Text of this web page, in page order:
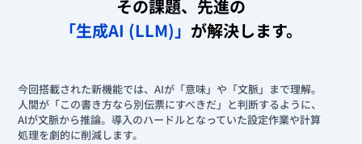
その課題、先進の
「生成AI (LLM)」 が解決します。
今回搭載された新機能では、AIが「意味」や「文脈」まで理解。
人間が「この書き方なら別伝票にすべきだ」と判断するように、
AIが文脈から推論。導入のハードルとなっていた設定作業や計算
処理を劇的に削減します。